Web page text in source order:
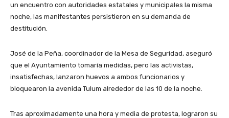
un encuentro con autoridades estatales y municipales la misma
noche, las manifestantes persistieron en su demanda de
destitución.
José de la Peña, coordinador de la Mesa de Seguridad, aseguró
que el Ayuntamiento tomaría medidas, pero las activistas,
insatisfechas, lanzaron huevos a ambos funcionarios y
bloquearon la avenida Tulum alrededor de las 10 de la noche.
Tras aproximadamente una hora y media de protesta, lograron su